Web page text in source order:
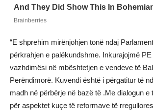
“E shprehim mirënjohjen tonë ndaj
përkrahjen e palëkundshme. Inkurajojmë
vazhdimësi në mbështetjen e vendeve të
Perëndimorë. Kuvendi është i përgatitur të
madh në përbërje në bazë të .Me dialogun e
për aspektet kuçe të reformave të